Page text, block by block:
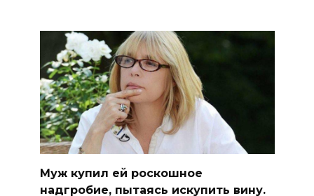
Муж купил ей роскошное
надгробие, пытаясь искупить вину.